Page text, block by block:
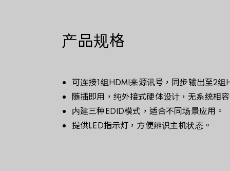
产品规格
可连接1组HDMI来源讯号，同步输出至2
随插即用，纯外接式硬体设计，无系统相
内建三种EDID模式，适合不同场景应用。
提供LED指示灯，方便辨识主机状态。